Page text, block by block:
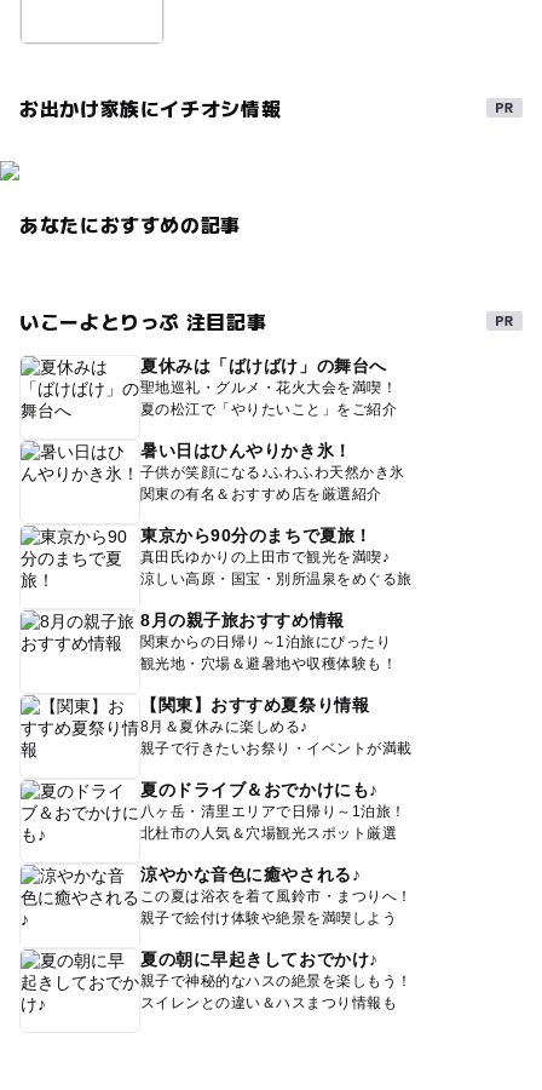
お出かけ家族にイチオシ情報
あなたにおすすめの記事
いこーよとりっぷ 注目記事
夏休みは「ばけばけ」の舞台へ
聖地巡礼・グルメ・花火大会を満喫！
夏の松江で「やりたいこと」をご紹介
暑い日はひんやりかき氷！
子供が笑顔になる♪ふわふわ天然かき氷
関東の有名＆おすすめ店を厳選紹介
東京から90分のまちで夏旅！
真田氏ゆかりの上田市で観光を満喫♪
涼しい高原・国宝・別所温泉をめぐる旅
8月の親子旅おすすめ情報
関東からの日帰り～1泊旅にぴったり
観光地・穴場＆避暑地や収穫体験も！
【関東】おすすめ夏祭り情報
8月＆夏休みに楽しめる♪
親子で行きたいお祭り・イベントが満載
夏のドライブ＆おでかけにも♪
八ヶ岳・清里エリアで日帰り～1泊旅！
北杜市の人気＆穴場観光スポット厳選
涼やかな音色に癒やされる♪
この夏は浴衣を着て風鈴市・まつりへ！
親子で絵付け体験や絶景を満喫しよう
夏の朝に早起きしておでかけ♪
親子で神秘的なハスの絶景を楽しもう！
スイレンとの違い＆ハスまつり情報も